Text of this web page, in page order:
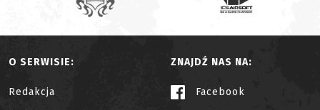
O SERWISIE:
Redakcja
ZNAJDŹ NAS NA:
Facebook